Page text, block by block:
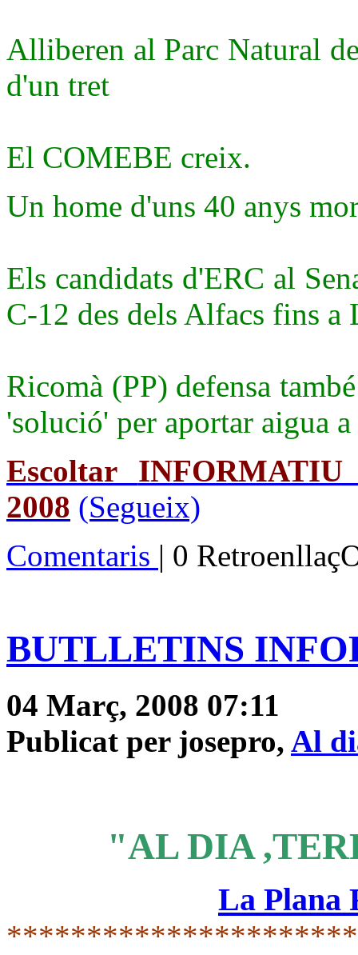
Alliberen al Parc Natural
d'un tret
El COMEBE creix.
Un home d'uns 40 anys
Els candidats d'ERC al
C-12 des dels Alfacs fins a
Ricomà (PP) defensa
'solució' per aportar aigua
Escoltar
2008 (Segueix)
Comentaris | 0
BUTLLETINS
04 Març, 2008 07:11
Publicat per josepro, Al
"AL DIA
La Plana